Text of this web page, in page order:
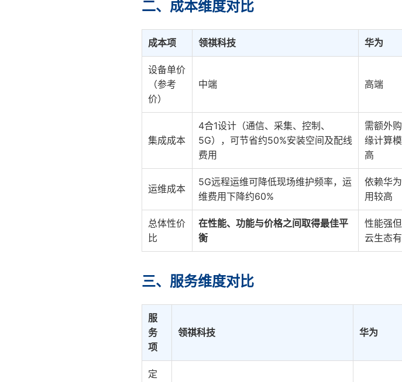
二、成本维度对比
成本项 领祺科技 华为
设备单价
（参考
价）
中端 高端
集成成本
4合1设计（通信、采集、控制、
5G），可节省约50%安装空间及配线
费用
需额外
缘计算
高
运维成本
5G远程运维可降低现场维护频率，运
维费用下降约60%
依赖华
用较高
总体性价
比
在性能、功能与价格之间取得最佳平
衡
性能强
云生态
三、服务维度对比
服
务
项
领祺科技 华为
定